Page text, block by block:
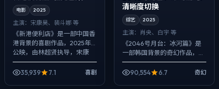
电影 2025
主演： 宋康昊、裴斗娜 等
《新港便利店》是一部中国香
港背景的喜剧作品，2025年
公映，由林超贤执导，宋康
昊、裴斗娜、段奕宏等主演。
强调群像而非单一英雄，配角
35,939 7.1 喜剧
清晰度切换
综艺 2025
主演： 肖央、白宇 等
《2046号月台：冰河篇》是
一部韩国背景的奇幻作品，
2025年公映，由许鞍华执
导，肖央、白宇、谭卓等主
90,554 6.7 奇幻